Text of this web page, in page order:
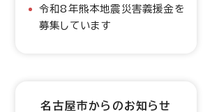
令和8年熊本地震災害義援金を
募集しています
名古屋市からのお知らせ